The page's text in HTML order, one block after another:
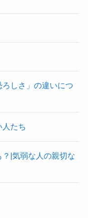
しさ」の違いにつ
たち
|気弱な人の親切な